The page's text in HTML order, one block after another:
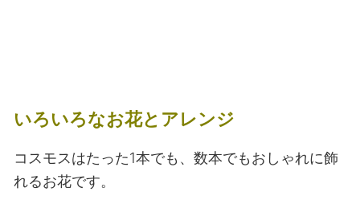
いろいろなお花とアレンジ
コスモスはたった1本でも、数本でもおしゃれに飾
れるお花です。